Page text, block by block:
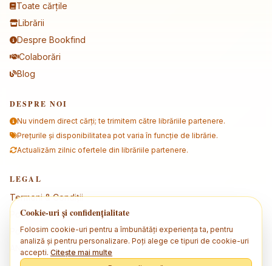
Toate cărțile
Librării
Despre Bookfind
Colaborări
Blog
DESPRE NOI
Nu vindem direct cărți; te trimitem către librăriile partenere.
Prețurile și disponibilitatea pot varia în funcție de librărie.
Actualizăm zilnic ofertele din librăriile partenere.
LEGAL
Termeni & Condiții
Politica de confidențialitate
Politica de cookies
Cookie-uri și confidențialitate
Folosim cookie-uri pentru a îmbunătăți experiența ta, pentru
analiză și pentru personalizare. Poți alege ce tipuri de cookie-uri
accepti. Citește mai multe